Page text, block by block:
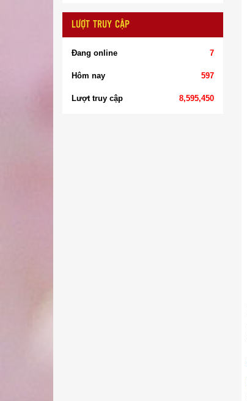
LƯỢT TRUY CẬP
Đang online 7
Hôm nay 597
Lượt truy cập 8,595,450